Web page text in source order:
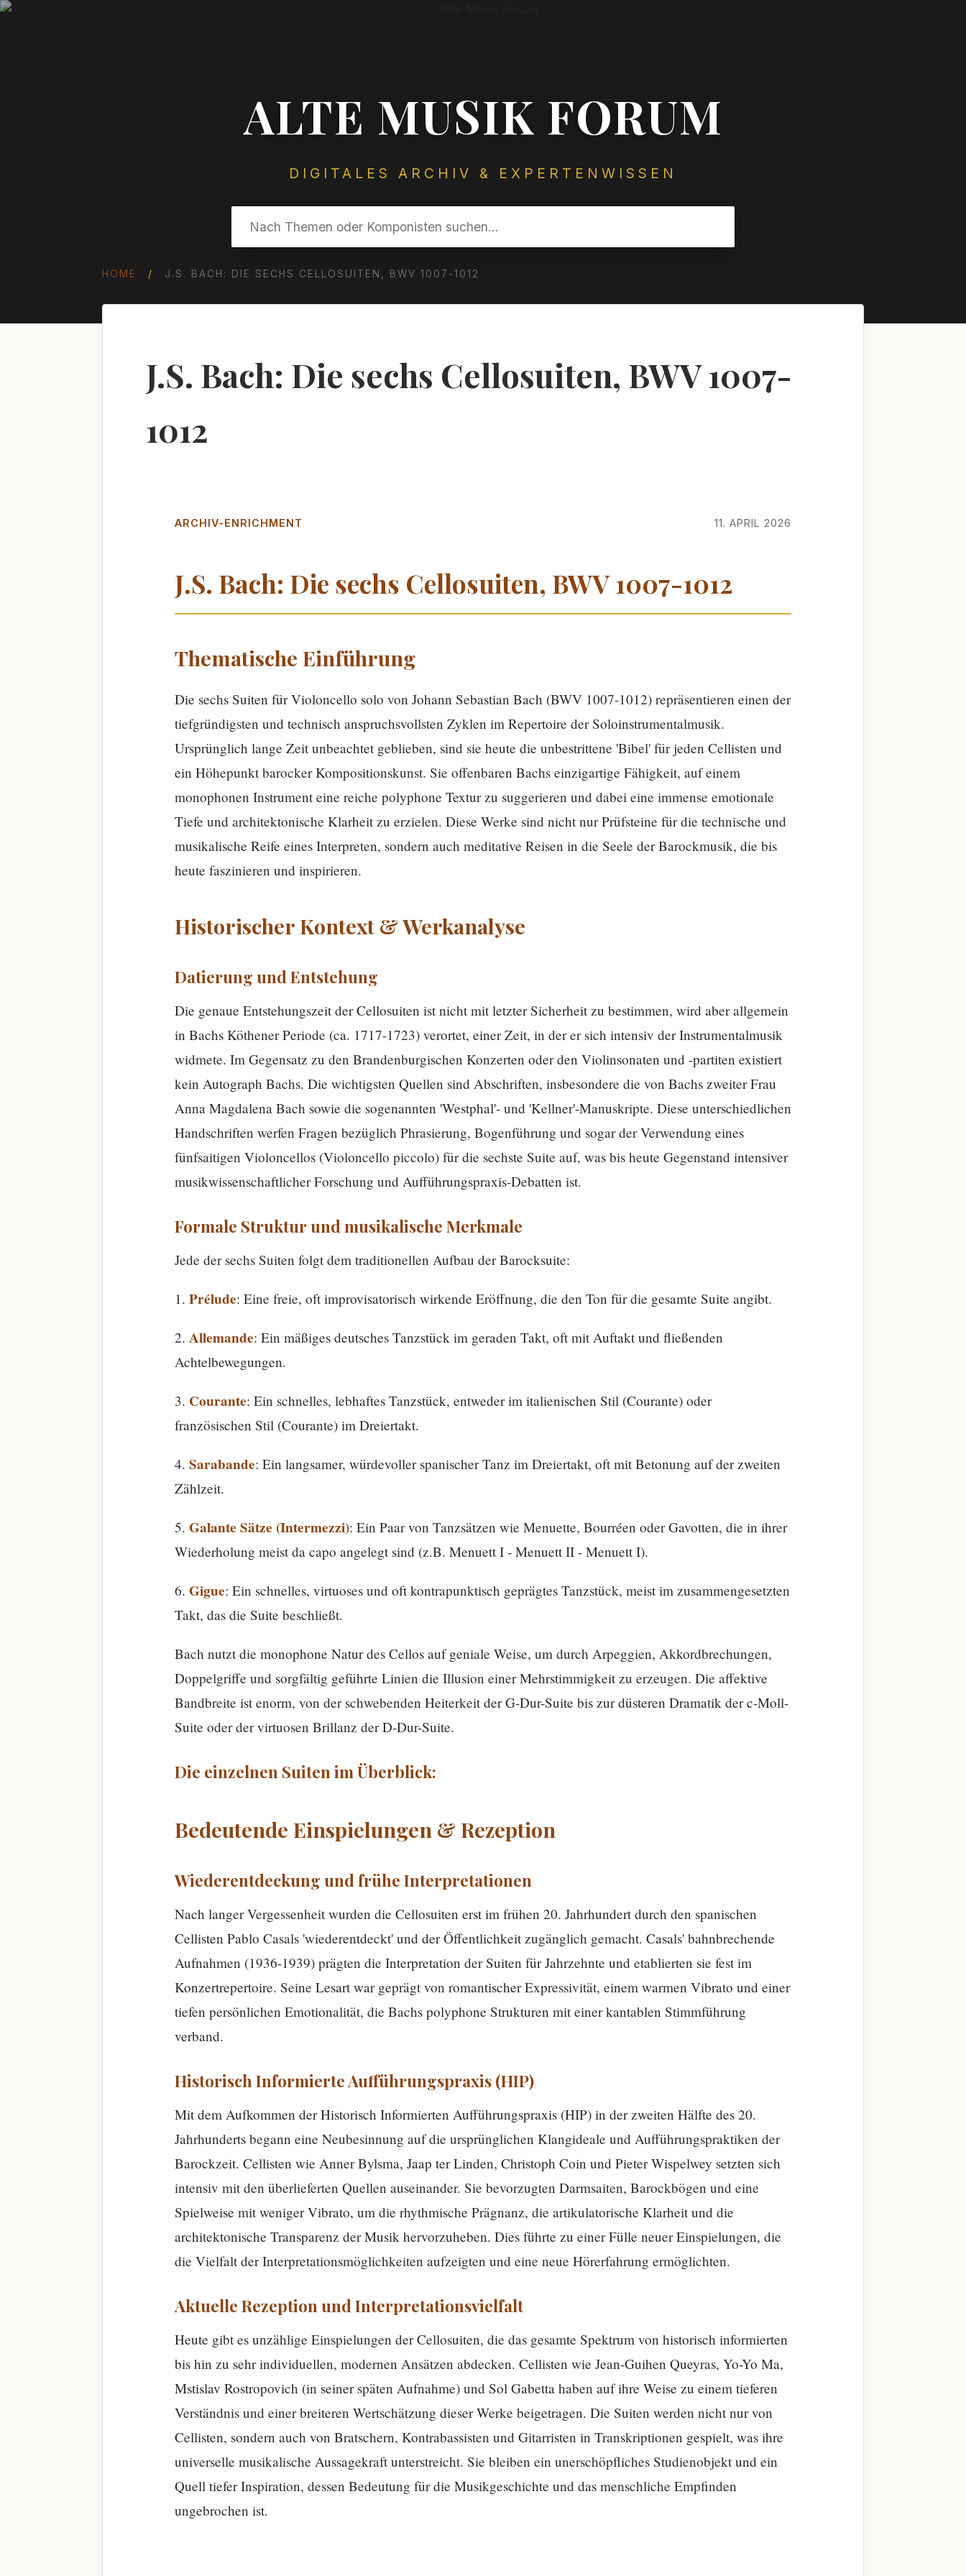
ALTE MUSIK FORUM
DIGITALES ARCHIV & EXPERTENWISSEN
HOME / J.S. BACH: DIE SECHS CELLOSUITEN, BWV 1007-1012
J.S. Bach: Die sechs Cellosuiten, BWV 1007-
1012
ARCHIV-ENRICHMENT 11. APRIL 2026
J.S. Bach: Die sechs Cellosuiten, BWV 1007-1012
Thematische Einführung
Die sechs Suiten für Violoncello solo von Johann Sebastian Bach (BWV 1007-1012) repräsentieren einen der
tiefgründigsten und technisch anspruchsvollsten Zyklen im Repertoire der Soloinstrumentalmusik.
Ursprünglich lange Zeit unbeachtet geblieben, sind sie heute die unbestrittene 'Bibel' für jeden Cellisten und
ein Höhepunkt barocker Kompositionskunst. Sie offenbaren Bachs einzigartige Fähigkeit, auf einem
monophonen Instrument eine reiche polyphone Textur zu suggerieren und dabei eine immense emotionale
Tiefe und architektonische Klarheit zu erzielen. Diese Werke sind nicht nur Prüfsteine für die technische und
musikalische Reife eines Interpreten, sondern auch meditative Reisen in die Seele der Barockmusik, die bis
heute faszinieren und inspirieren.
Historischer Kontext & Werkanalyse
Datierung und Entstehung
Die genaue Entstehungszeit der Cellosuiten ist nicht mit letzter Sicherheit zu bestimmen, wird aber allgemein
in Bachs Köthener Periode (ca. 1717-1723) verortet, einer Zeit, in der er sich intensiv der Instrumentalmusik
widmete. Im Gegensatz zu den Brandenburgischen Konzerten oder den Violinsonaten und -partiten existiert
kein Autograph Bachs. Die wichtigsten Quellen sind Abschriften, insbesondere die von Bachs zweiter Frau
Anna Magdalena Bach sowie die sogenannten 'Westphal'- und 'Kellner'-Manuskripte. Diese unterschiedlichen
Handschriften werfen Fragen bezüglich Phrasierung, Bogenführung und sogar der Verwendung eines
fünfsaitigen Violoncellos (Violoncello piccolo) für die sechste Suite auf, was bis heute Gegenstand intensiver
musikwissenschaftlicher Forschung und Aufführungspraxis-Debatten ist.
Formale Struktur und musikalische Merkmale
Jede der sechs Suiten folgt dem traditionellen Aufbau der Barocksuite:
1. Prélude: Eine freie, oft improvisatorisch wirkende Eröffnung, die den Ton für die gesamte Suite angibt.
2. Allemande: Ein mäßiges deutsches Tanzstück im geraden Takt, oft mit Auftakt und fließenden
Achtelbewegungen.
3. Courante: Ein schnelles, lebhaftes Tanzstück, entweder im italienischen Stil (Courante) oder
französischen Stil (Courante) im Dreiertakt.
4. Sarabande: Ein langsamer, würdevoller spanischer Tanz im Dreiertakt, oft mit Betonung auf der zweiten
Zählzeit.
5. Galante Sätze (Intermezzi): Ein Paar von Tanzsätzen wie Menuette, Bourréen oder Gavotten, die in ihrer
Wiederholung meist da capo angelegt sind (z.B. Menuett I - Menuett II - Menuett I).
6. Gigue: Ein schnelles, virtuoses und oft kontrapunktisch geprägtes Tanzstück, meist im zusammengesetzten
Takt, das die Suite beschließt.
Bach nutzt die monophone Natur des Cellos auf geniale Weise, um durch Arpeggien, Akkordbrechungen,
Doppelgriffe und sorgfältig geführte Linien die Illusion einer Mehrstimmigkeit zu erzeugen. Die affektive
Bandbreite ist enorm, von der schwebenden Heiterkeit der G-Dur-Suite bis zur düsteren Dramatik der c-Moll-
Suite oder der virtuosen Brillanz der D-Dur-Suite.
Die einzelnen Suiten im Überblick:
Bedeutende Einspielungen & Rezeption
Wiederentdeckung und frühe Interpretationen
Nach langer Vergessenheit wurden die Cellosuiten erst im frühen 20. Jahrhundert durch den spanischen
Cellisten Pablo Casals 'wiederentdeckt' und der Öffentlichkeit zugänglich gemacht. Casals' bahnbrechende
Aufnahmen (1936-1939) prägten die Interpretation der Suiten für Jahrzehnte und etablierten sie fest im
Konzertrepertoire. Seine Lesart war geprägt von romantischer Expressivität, einem warmen Vibrato und einer
tiefen persönlichen Emotionalität, die Bachs polyphone Strukturen mit einer kantablen Stimmführung
verband.
Historisch Informierte Aufführungspraxis (HIP)
Mit dem Aufkommen der Historisch Informierten Aufführungspraxis (HIP) in der zweiten Hälfte des 20.
Jahrhunderts begann eine Neubesinnung auf die ursprünglichen Klangideale und Aufführungspraktiken der
Barockzeit. Cellisten wie Anner Bylsma, Jaap ter Linden, Christoph Coin und Pieter Wispelwey setzten sich
intensiv mit den überlieferten Quellen auseinander. Sie bevorzugten Darmsaiten, Barockbögen und eine
Spielweise mit weniger Vibrato, um die rhythmische Prägnanz, die artikulatorische Klarheit und die
architektonische Transparenz der Musik hervorzuheben. Dies führte zu einer Fülle neuer Einspielungen, die
die Vielfalt der Interpretationsmöglichkeiten aufzeigten und eine neue Hörerfahrung ermöglichten.
Aktuelle Rezeption und Interpretationsvielfalt
Heute gibt es unzählige Einspielungen der Cellosuiten, die das gesamte Spektrum von historisch informierten
bis hin zu sehr individuellen, modernen Ansätzen abdecken. Cellisten wie Jean-Guihen Queyras, Yo-Yo Ma,
Mstislav Rostropovich (in seiner späten Aufnahme) und Sol Gabetta haben auf ihre Weise zu einem tieferen
Verständnis und einer breiteren Wertschätzung dieser Werke beigetragen. Die Suiten werden nicht nur von
Cellisten, sondern auch von Bratschern, Kontrabassisten und Gitarristen in Transkriptionen gespielt, was ihre
universelle musikalische Aussagekraft unterstreicht. Sie bleiben ein unerschöpfliches Studienobjekt und ein
Quell tiefer Inspiration, dessen Bedeutung für die Musikgeschichte und das menschliche Empfinden
ungebrochen ist.